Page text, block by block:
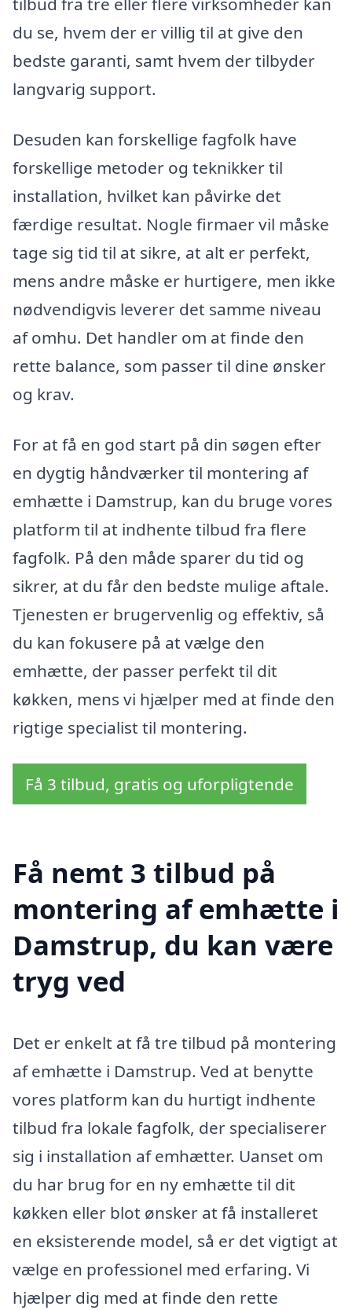
du se, hvem der er villig til at give den
bedste garanti, samt hvem der tilbyder
langvarig support.
Desuden kan forskellige fagfolk have
forskellige metoder og teknikker til
installation, hvilket kan påvirke det
færdige resultat. Nogle firmaer vil måske
tage sig tid til at sikre, at alt er perfekt,
mens andre måske er hurtigere, men ikke
nødvendigvis leverer det samme niveau
af omhu. Det handler om at finde den
rette balance, som passer til dine ønsker
og krav.
For at få en god start på din søgen efter
en dygtig håndværker til montering af
emhætte i Damstrup, kan du bruge vores
platform til at indhente tilbud fra flere
fagfolk. På den måde sparer du tid og
sikrer, at du får den bedste mulige aftale.
Tjenesten er brugervenlig og effektiv, så
du kan fokusere på at vælge den
emhætte, der passer perfekt til dit
køkken, mens vi hjælper med at finde den
rigtige specialist til montering.
Få 3 tilbud, gratis og uforpligtende
Få nemt 3 tilbud på
montering af emhætte i
Damstrup, du kan være
tryg ved
Det er enkelt at få tre tilbud på montering
af emhætte i Damstrup. Ved at benytte
vores platform kan du hurtigt indhente
tilbud fra lokale fagfolk, der specialiserer
sig i installation af emhætter. Uanset om
du har brug for en ny emhætte til dit
køkken eller blot ønsker at få installeret
en eksisterende model, så er det vigtigt at
vælge en professionel med erfaring. Vi
hjælper dig med at finde den rette